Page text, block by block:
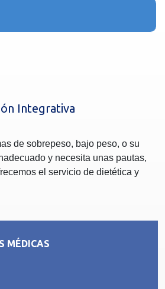
Integrativa
de sobrepeso, bajo peso, o su
y necesita unas pautas,
el servicio de dietética y
MÉDICAS